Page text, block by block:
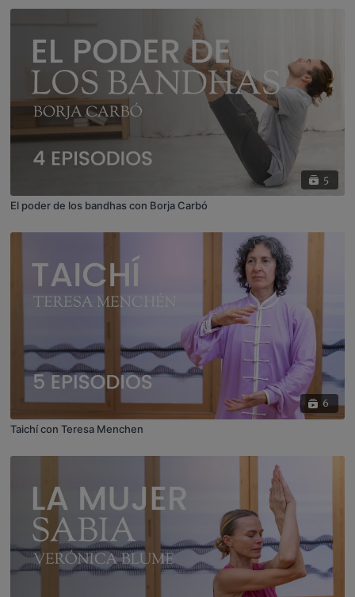
5
El poder de los bandhas con Borja Carbó
6
Taichí con Teresa Menchen